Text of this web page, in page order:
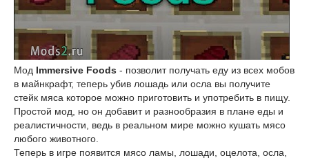
Мод Immersive Foods - позволит получать еду из всех мобов
в майнкрафт, теперь убив лошадь или осла вы получите
стейк мяса которое можно приготовить и употребить в пищу.
Простой мод, но он добавит и разнообразия в плане еды и
реалистичности, ведь в реальном мире можно кушать мясо
любого животного.
Теперь в игре появится мясо ламы, лошади, оцелота, осла,